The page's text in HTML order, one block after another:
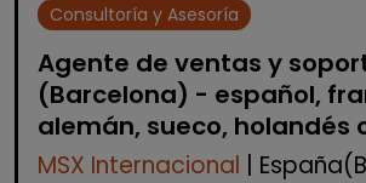
Consultoría y Asesoría
Agente de ventas y
(Barcelona) - español,
alemán, sueco, holandés
MSX Internacional |